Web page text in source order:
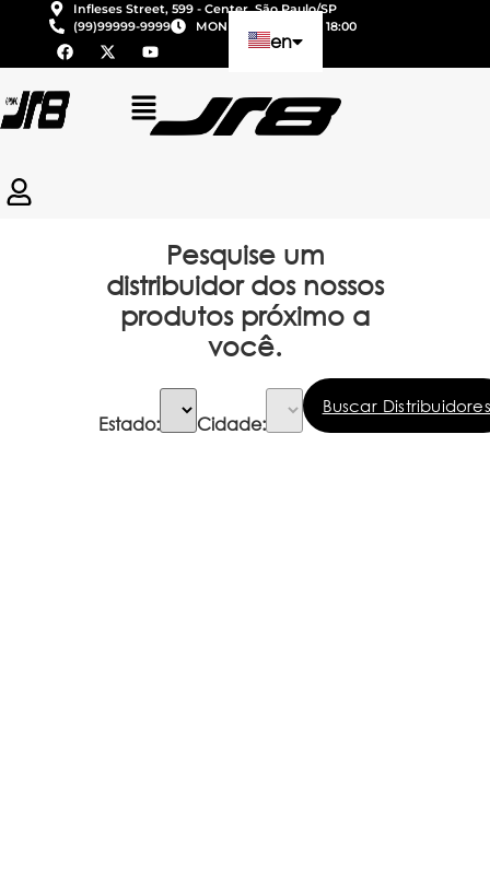
en
pt
Infleses Street, 599 - Center, São Paulo/SP
(99)99999-9999
MON - SAT | 08:00 to 18:00
Pesquise um
distribuidor dos nossos
produtos próximo a
você.
Estado: Cidade:
Buscar Distribuidores